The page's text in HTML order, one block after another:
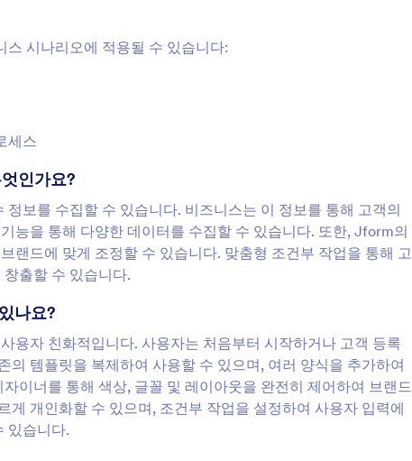
시나리오에 적용될 수 있습니다:
세스
인가요?
보를 수집할 수 있습니다. 비즈니스는 이 정보를 통해 고객의
능을 통해 다양한 데이터를 수집할 수 있습니다. 또한, Jform의
랜드에 맞게 조정할 수 있습니다. 맞춤형 조건부 작업을 통해 고
출할 수 있습니다.
나요?
용자 친화적입니다. 사용자는 처음부터 시작하거나 고객 등록
템플릿을 복제하여 사용할 수 있으며, 여러 양식을 추가하여
이너를 통해 색상, 글꼴 및 레이아웃을 완전히 제어하여 브랜드
개인화할 수 있으며, 조건부 작업을 설정하여 사용자 입력에
있습니다.